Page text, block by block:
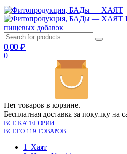
пищевых добавок
0,00 ₽
0
Нет товаров в корзине.
Бесплатная доставка за покупку на
ВСЕ КАТЕГОРИИ
ВСЕГО 119 ТОВАРОВ
1. Хаят